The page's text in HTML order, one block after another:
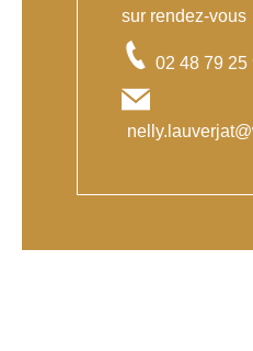
sur rendez-vous
02 48 79 25